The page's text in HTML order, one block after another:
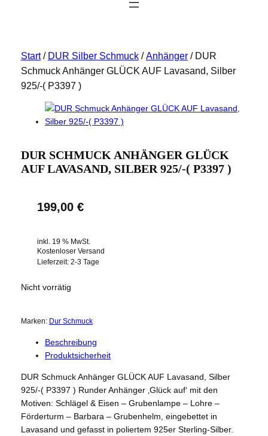
Start/ DUR Silber Schmuck/Anhänger/ DUR
Schmuck Anhänger GLÜCK AUF Lavasand, Silber
925/-( P3397 )
DUR SCHMUCK ANHÄNGER GLÜCK
AUF LAVASAND, SILBER 925/-( P3397 )
199,00 €
inkl. 19 % MwSt.
Kostenloser Versand
Lieferzeit: 2-3 Tage
Nicht vorrätig
Marken: Dur Schmuck
Beschreibung
Produktsicherheit
DUR Schmuck Anhänger GLÜCK AUF Lavasand, Silber
925/-( P3397 ) Runder Anhänger ‚Glück auf‘ mit den
Motiven: Schlägel & Eisen – Grubenlampe – Lohre –
Förderturm – Barbara – Grubenhelm, eingebettet in
Lavasand und gefasst in poliertem 925er Sterling-Silber.